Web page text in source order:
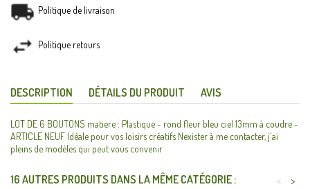
Politique de livraison
Politique retours
DESCRIPTION DÉTAILS DU PRODUIT AVIS
LOT DE 6 BOUTONS matiere : Plastique - rond fleur bleu ciel 13mm à coudre -
ARTICLE NEUF Idéale pour vos loisirs créatifs Nexister à me contacter, j'ai
pleins de modèles qui peut vous convenir
16 AUTRES PRODUITS DANS LA MÊME CATÉGORIE : >
<